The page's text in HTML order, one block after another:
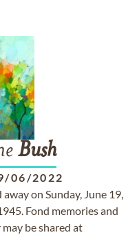
Bush
06/2022
away on Sunday, June 19,
Fond memories and
be shared at